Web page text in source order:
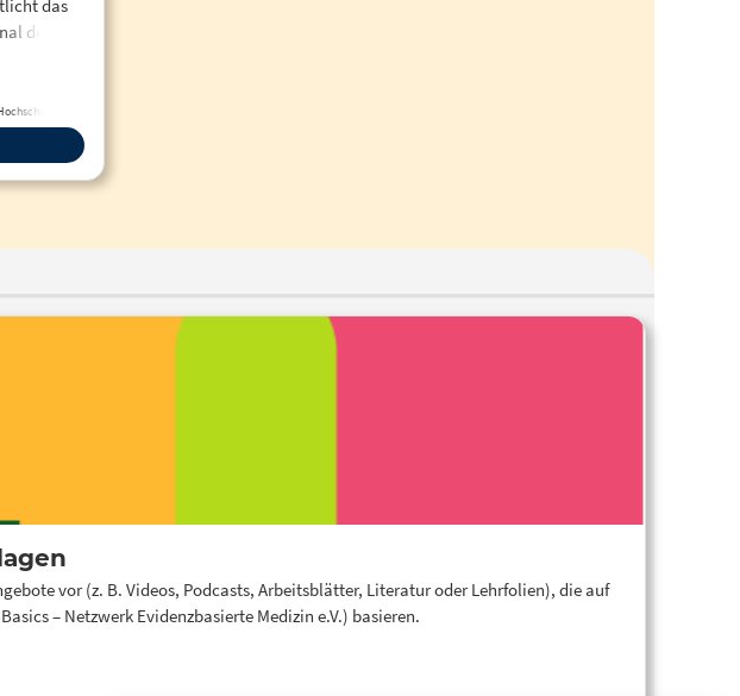
das
der
in der
Berlin
Isolation
vor (z. B. Videos, Podcasts, Arbeitsblätter, Literatur oder Lehrfolien), die auf
– Netzwerk Evidenzbasierte Medizin e.V.) basieren.